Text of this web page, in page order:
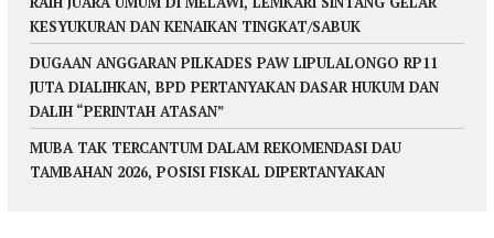
KESYUKURAN DAN KENAIKAN TINGKAT/SABUK
DUGAAN ANGGARAN PILKADES PAW LIPULALONGO RP11
JUTA DIALIHKAN, BPD PERTANYAKAN DASAR HUKUM DAN
DALIH “PERINTAH ATASAN”
MUBA TAK TERCANTUM DALAM REKOMENDASI DAU
TAMBAHAN 2026, POSISI FISKAL DIPERTANYAKAN